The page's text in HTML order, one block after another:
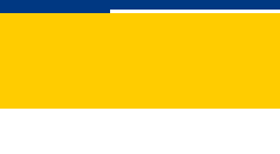
Contenuti in